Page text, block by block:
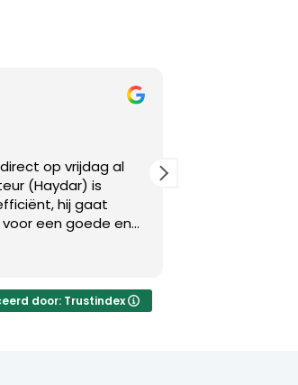
Adriana Ivanova
Goed telefonisch bereikbaar. Ik had snel een
keuring nodig en aan de lijn was dat zo
geregeld. Vriendelijk ingeboekt en binnen 2
dagen kwam er een expert langs om te
keus.door: Trustindex